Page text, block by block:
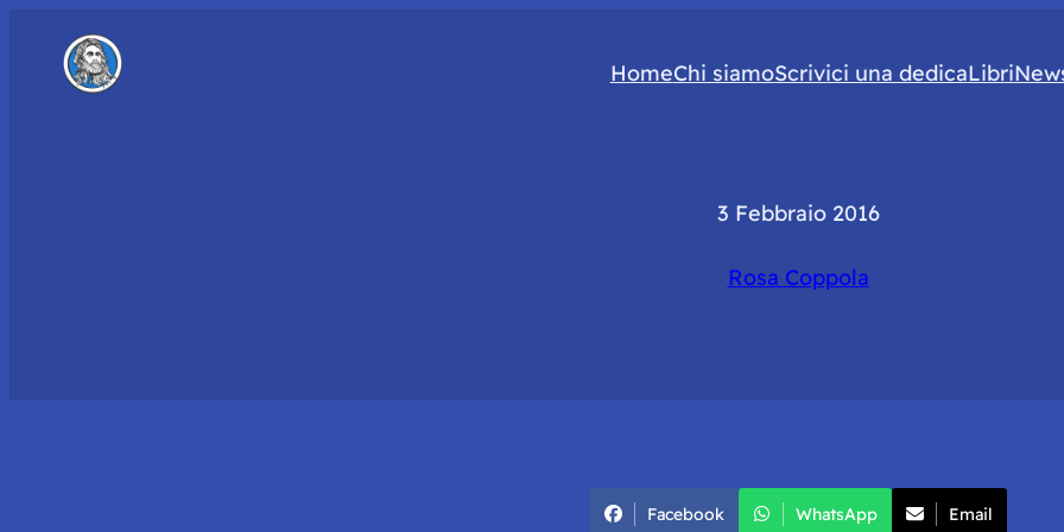
HomeChi siamoScrivici una dedicaLibri
3 Febbraio 2016
Rosa Coppola
Facebook WhatsApp Email